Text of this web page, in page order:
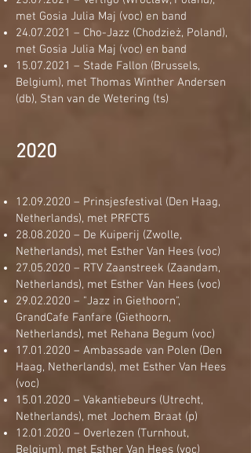
met Gosia Julia Maj (voc) en band
24.07.2021 – Cho-Jazz (Chodzież, Poland),
met Gosia Julia Maj (voc) en band
15.07.2021 – Stade Fallon (Brussels,
Belgium), met Thomas Winther Andersen
(db), Stan van de Wetering (ts)
2020
12.09.2020 – Prinsjesfestival (Den Haag,
Netherlands), met PRFCT5
28.08.2020 – De Kuiperij (Zwolle,
Netherlands), met Esther Van Hees (voc)
27.05.2020 – RTV Zaanstreek (Zaandam,
Netherlands), met Esther Van Hees (voc)
29.02.2020 – "Jazz in Giethoorn",
GrandCafe Fanfare (Giethoorn,
Netherlands), met Rehana Begum (voc)
17.01.2020 – Ambassade van Polen (Den
Haag, Netherlands), met Esther Van Hees
(voc)
15.01.2020 – Vakantiebeurs (Utrecht,
Netherlands), met Jochem Braat (p)
12.01.2020 – Overlezen (Turnhout,
Belgium), met Esther Van Hees (voc)